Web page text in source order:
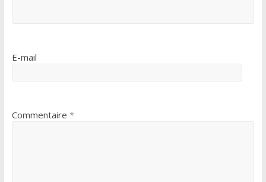
E-mail
Commentaire *